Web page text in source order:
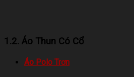
1.2. Áo Thun Có Cổ
Áo Polo Trơn